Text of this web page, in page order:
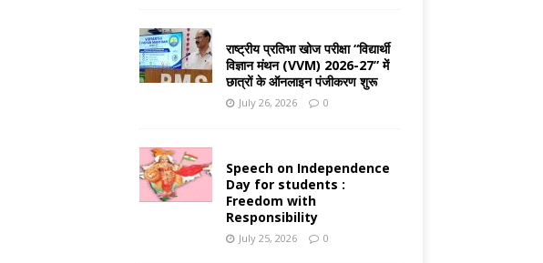
राष्ट्रीय प्रतिभा खोज परीक्षा “विद्यार्थी
विज्ञान मंथन (VVM) 2026-27” में
छात्रों के ऑनलाइन पंजीकरण शुरू
July 26, 2026 0
Speech on Independence
Day for students :
Freedom with
Responsibility
July 25, 2026 0